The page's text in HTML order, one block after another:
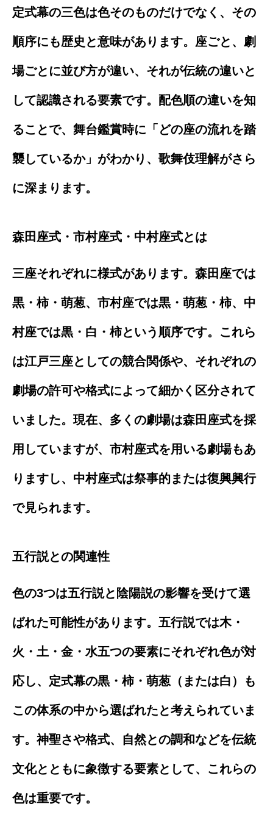
定式幕の三色は色そのものだけでなく、その
順序にも歴史と意味があります。座ごと、劇
場ごとに並び方が違い、それが伝統の違いと
して認識される要素です。配色順の違いを知
ることで、舞台鑑賞時に「どの座の流れを踏
襲しているか」がわかり、歌舞伎理解がさら
に深まります。
森田座式・市村座式・中村座式とは
三座それぞれに様式があります。森田座では
黒・柿・萌葱、市村座では黒・萌葱・柿、中
村座では黒・白・柿という順序です。これら
は江戸三座としての競合関係や、それぞれの
劇場の許可や格式によって細かく区分されて
いました。現在、多くの劇場は森田座式を採
用していますが、市村座式を用いる劇場もあ
りますし、中村座式は祭事的または復興興行
で見られます。
五行説との関連性
色の3つは五行説と陰陽説の影響を受けて選
ばれた可能性があります。五行説では木・
火・土・金・水五つの要素にそれぞれ色が対
応し、定式幕の黒・柿・萌葱（または白）も
この体系の中から選ばれたと考えられていま
す。神聖さや格式、自然との調和などを伝統
文化とともに象徴する要素として、これらの
色は重要です。